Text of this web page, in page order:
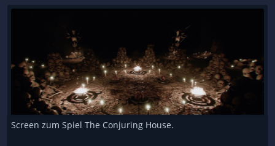
Screen zum Spiel The Conjuring House.